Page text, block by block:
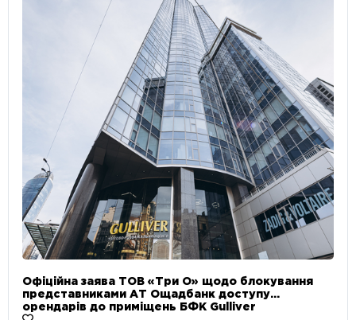
Офіційна заява ТОВ «Три О» щодо блокування
представниками АТ Ощадбанк доступу
орендарів до приміщень БФК Gulliver